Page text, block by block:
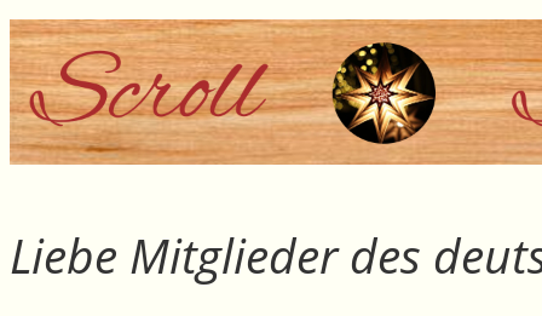
Liebe Mitglieder des